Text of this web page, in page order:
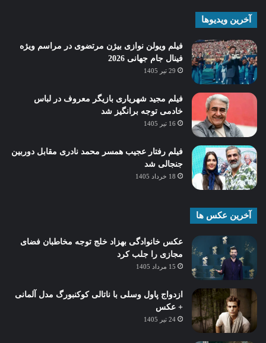
آخرین ویدیوها
فیلم ویولن نوازی بیژن مرتضوی در مراسم ویژه
فینال جام جهانی 2026
29 تیر 1405
فیلم مجید شهریاری بازیگر معروف در لباس
خادمی توجه برانگیز شد
16 تیر 1405
فیلم رفتار عجیب همسر محمد نادری مقابل دوربین
جنجالی شد
18 خرداد 1405
آخرین عکس ها
عکس خانوادگی بهزاد خلج توجه مخاطبان فضای
مجازی را جلب کرد
15 مرداد 1405
ازدواج پاول وسلی با ناتالی کوکنبورگ مدل آلمانی
+ عکس
24 تیر 1405